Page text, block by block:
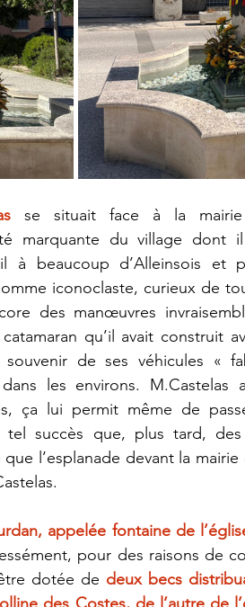
se situait face à la
marquante du village dont
à beaucoup d’Alleinsois et
iconoclaste, curieux de
des manœuvres
qu’il avait construit
de ses véhicules «
les environs.
ça lui permit même de
tel succès que, plus tard,
l’esplanade devant la
appelée fontaine de
pour des raisons de
dotée de deux becs